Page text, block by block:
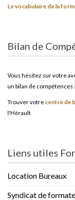
Le vocabulaire de la
Bilan de
Vous hésitez sur votre
un bilan de
Trouver votre centre de
l'Hérault
Liens utiles
Location Bureaux
Syndicat de